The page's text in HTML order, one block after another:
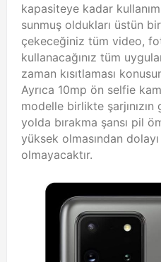
kapasiteye kadar
sunmuş oldukları üstün
çekeceğiniz tüm video,
kullanacağınız tüm
zaman kısıtlaması
Ayrıca 10mp ön selfie
modelle birlikte
yolda bırakma şansı pil
yüksek olmasından
olmayacaktır.